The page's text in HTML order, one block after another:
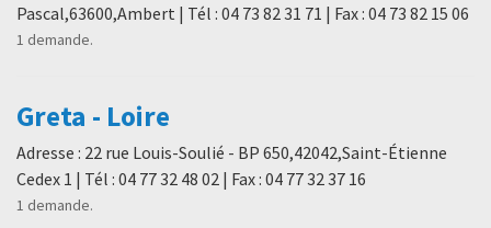
Pascal,63600,Ambert | Tél : 04 73 82 31 71 | Fax : 04 73 82 15 06
1 demande.
Greta - Loire
Adresse : 22 rue Louis-Soulié - BP 650,42042,Saint-Étienne
Cedex 1 | Tél : 04 77 32 48 02 | Fax : 04 77 32 37 16
1 demande.